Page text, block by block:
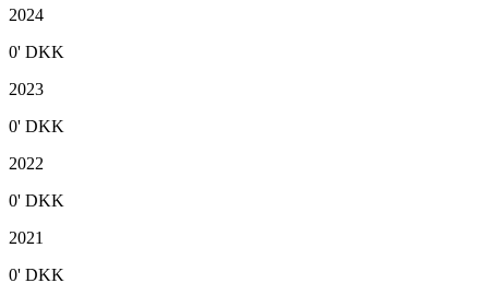
2024
0' DKK
2023
0' DKK
2022
0' DKK
2021
0' DKK